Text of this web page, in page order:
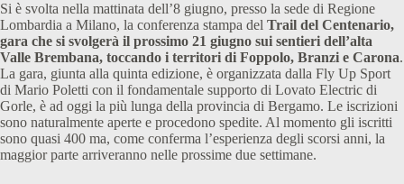
Si è svolta nella mattinata dell’8 giugno, presso la sede di Regione
Lombardia a Milano, la conferenza stampa del Trail del Centenario,
gara che si svolgerà il prossimo 21 giugno sui sentieri dell’alta
Valle Brembana, toccando i territori di Foppolo, Branzi e Carona.
La gara, giunta alla quinta edizione, è organizzata dalla Fly Up Sport
di Mario Poletti con il fondamentale supporto di Lovato Electric di
Gorle, è ad oggi la più lunga della provincia di Bergamo. Le iscrizioni
sono naturalmente aperte e procedono spedite. Al momento gli iscritti
sono quasi 400 ma, come conferma l’esperienza degli scorsi anni, la
maggior parte arriveranno nelle prossime due settimane.